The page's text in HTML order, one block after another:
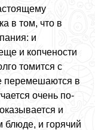
в том, что в
и
и копчености
томится с
перемешаются в
очень по-
и
и горячий